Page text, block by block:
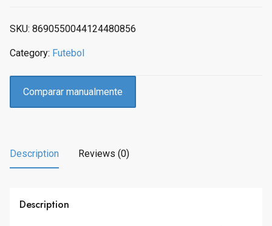
SKU: 8690550044124480856
Category: Futebol
Comparar manualmente
Description Reviews (0)
Description